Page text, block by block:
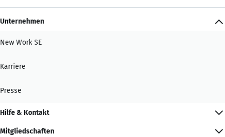
Unternehmen
New Work SE
Karriere
Presse
Hilfe & Kontakt
Mitgliedschaften